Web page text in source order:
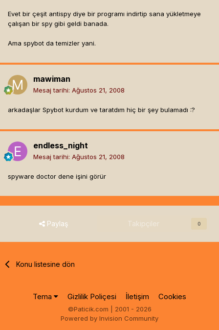
Evet bir çeşit antispy diye bir programı indirtip sana yükletmeye
çalışan bir spy gibi geldi banada.
Ama spybot da temizler yani.
mawiman
Mesaj tarihi: Ağustos 21, 2008
arkadaşlar Spybot kurdum ve taratdım hiç bir şey bulamadı :?
endless_night
Mesaj tarihi: Ağustos 21, 2008
spyware doctor dene işini görür
Paylaş Takipçiler 0
Konu listesine dön
Tema Gizlilik Poliçesi İletişim Cookies
©Paticik.com | 2001 - 2026
Powered by Invision Community